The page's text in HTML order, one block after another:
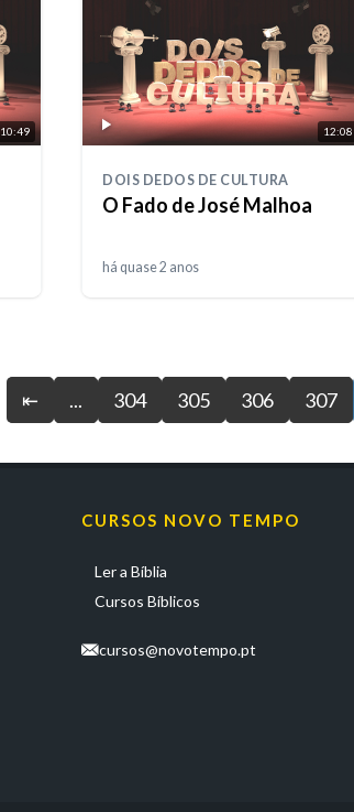
10:49 12:08
DOIS DEDOS DE CULTURA
O Fado de José Malhoa
há quase 2 anos
⇤ ... 304 305 306 307
CURSOS NOVO TEMPO
Ler a Bíblia
Cursos Bíblicos
cursos@novotempo.pt